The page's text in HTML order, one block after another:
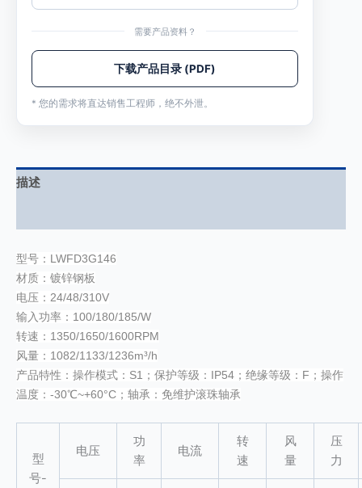
需要产品资料？
下载产品目录 (PDF)
* 您的需求将直达销售工程师，绝不外泄。
描述
型号：LWFD3G146
材质：镀锌钢板
电压：24/48/310V
输入功率：100/180/185/W
转速：1350/1650/1600RPM
风量：1082/1133/1236m³/h
产品特性：操作模式：S1；保护等级：IP54；绝缘等级：F；操作
温度：-30℃~+60°C；轴承：免维护滚珠轴承
型
号-
电压
功
率
电流
转
速
风
量
压
力